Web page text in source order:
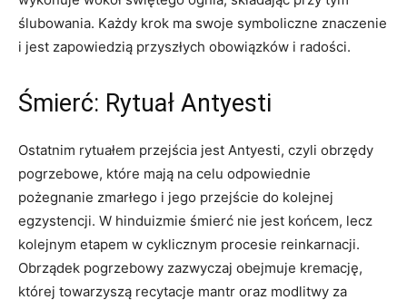
ślubowania. Każdy krok ma swoje symboliczne znaczenie
i jest zapowiedzią przyszłych obowiązków i radości.
Śmierć: Rytuał Antyesti
Ostatnim rytuałem przejścia jest Antyesti, czyli obrzędy
pogrzebowe, które mają na celu odpowiednie
pożegnanie zmarłego i jego przejście do kolejnej
egzystencji. W hinduizmie śmierć nie jest końcem, lecz
kolejnym etapem w cyklicznym procesie reinkarnacji.
Obrządek pogrzebowy zazwyczaj obejmuje kremację,
której towarzyszą recytacje mantr oraz modlitwy za